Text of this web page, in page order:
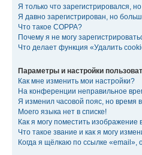
Я только что зарегистрировался,
Я давно зарегистрирован, но
Что такое COPPA?
Почему я не могу
Что делает функция «Удалить
Параметры и настройки
Как мне изменить мои настройки?
На конференции неправильное
Я изменил часовой пояс, но время
Моего языка нет в списке!
Как я могу поместить
Что такое звание и как я могу
Когда я щёлкаю по ссылке